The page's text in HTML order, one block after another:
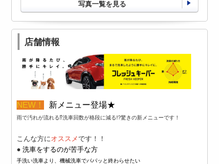
写真一覧を見る
店舗情報
NEW！ 新メニュー登場★
雨で汚れが流れる⁉洗車回数が格段に減る!?驚きの新メニューです！
こんな方にオススメです！！
●洗車をするのが苦手な方
手洗い洗車より、機械洗車でパパッと終わらせたい